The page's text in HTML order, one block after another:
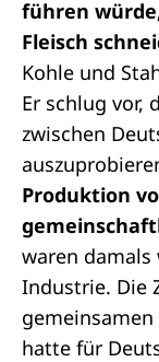
führen
Fleisch
Kohle und
Er schlug vor,
zwischen
Produktion
waren
Industrie. Die
hatte für